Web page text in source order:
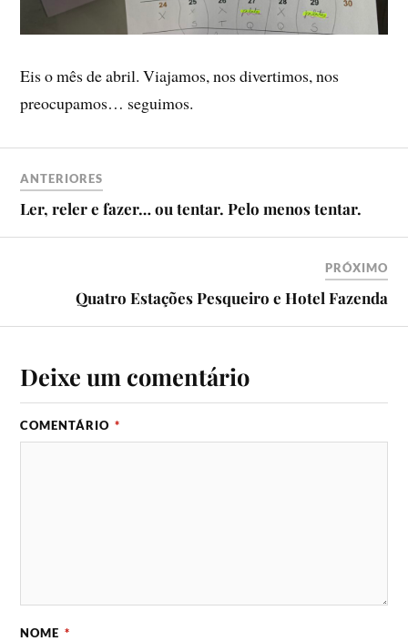
Eis o mês de abril. Viajamos, nos divertimos, nos
preocupamos… seguimos.
ANTERIORES
Ler, reler e fazer… ou tentar. Pelo menos tentar.
PRÓXIMO
Quatro Estações Pesqueiro e Hotel Fazenda
Deixe um comentário
COMENTÁRIO *
NOME *